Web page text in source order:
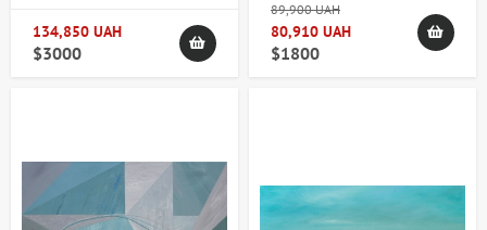
134,850 UAH
$3000
89,900 UAH
80,910 UAH
$1800